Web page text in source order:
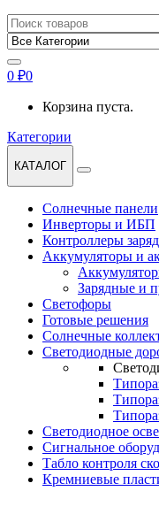
Найти:
0 ₽0
Корзина пуста.
Категории
КАТАЛОГ
Солнечные панели
Инверторы и ИБП
Контроллеры
Аккумуляторы и
Зарядные и
Светофоры
Готовые решения
Солнечные
Светодиодные
Светодиодное
Сигнальное
Табло контроля
Кремниевые